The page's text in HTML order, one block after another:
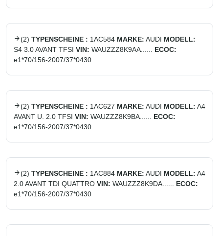
(2) TYPENSCHEINE : 1AC584 MARKE: AUDI MODELL:
S4 3.0 AVANT TFSI VIN: WAUZZZ8K9AA......
ECOC:
e1*70/156-2007/37*0430
(2) TYPENSCHEINE : 1AC627 MARKE: AUDI MODELL: A4
AVANT U. 2.0 TFSI VIN: WAUZZZ8K9BA......
ECOC:
e1*70/156-2007/37*0430
(2) TYPENSCHEINE : 1AC884 MARKE: AUDI MODELL: A4
2.0 AVANT TDI QUATTRO VIN: WAUZZZ8K9DA......
ECOC:
e1*70/156-2007/37*0430